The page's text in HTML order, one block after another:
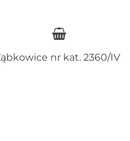
nr kat. 2360/IV